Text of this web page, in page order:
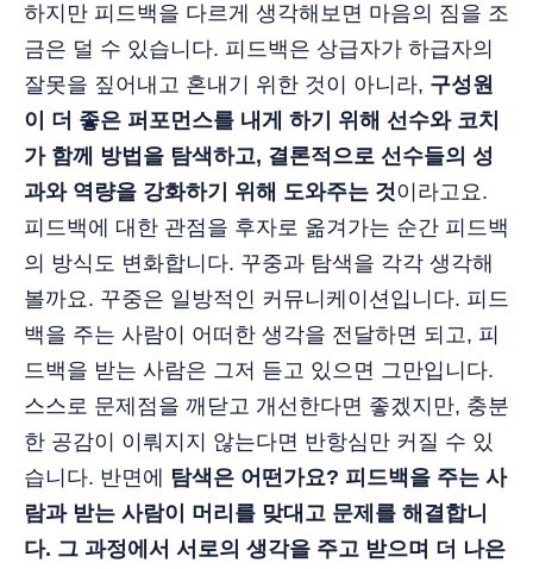
하지만 피드백을 다르게 생각해보면 마음의 짐을 조
금은 덜 수 있습니다. 피드백은 상급자가 하급자의
잘못을 짚어내고 혼내기 위한 것이 아니라, 구성원
이 더 좋은 퍼포먼스를 내게 하기 위해 선수와 코치
가 함께 방법을 탐색하고, 결론적으로 선수들의 성
과와 역량을 강화하기 위해 도와주는 것이라고요.
피드백에 대한 관점을 후자로 옮겨가는 순간 피드백
의 방식도 변화합니다. 꾸중과 탐색을 각각 생각해
볼까요. 꾸중은 일방적인 커뮤니케이션입니다. 피드
백을 주는 사람이 어떠한 생각을 전달하면 되고, 피
드백을 받는 사람은 그저 듣고 있으면 그만입니다.
스스로 문제점을 깨닫고 개선한다면 좋겠지만, 충분
한 공감이 이뤄지지 않는다면 반항심만 커질 수 있
습니다. 반면에 탐색은 어떤가요? 피드백을 주는 사
람과 받는 사람이 머리를 맞대고 문제를 해결합니
다. 그 과정에서 서로의 생각을 주고 받으며 더 나은